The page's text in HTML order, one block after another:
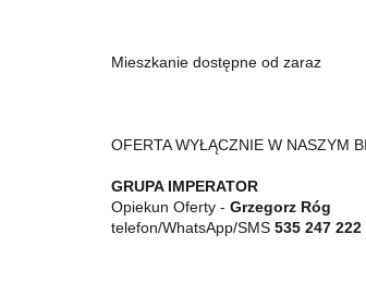
Mieszkanie dostępne od zaraz
OFERTA WYŁĄCZNIE W NASZYM
GRUPA IMPERATOR
Opiekun Oferty - Grzegorz Róg
telefon/WhatsApp/SMS 535 247 222